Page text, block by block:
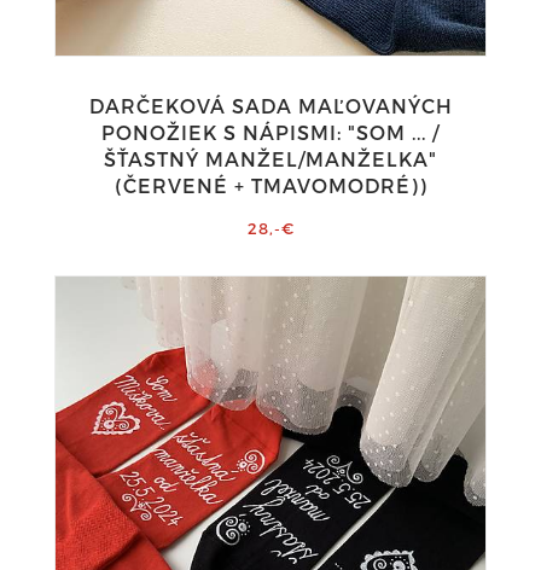
DARČEKOVÁ SADA MAĽOVANÝCH
PONOŽIEK S NÁPISMI: "SOM ... /
ŠŤASTNÝ MANŽEL/MANŽELKA"
(ČERVENÉ + TMAVOMODRÉ))
28,-€